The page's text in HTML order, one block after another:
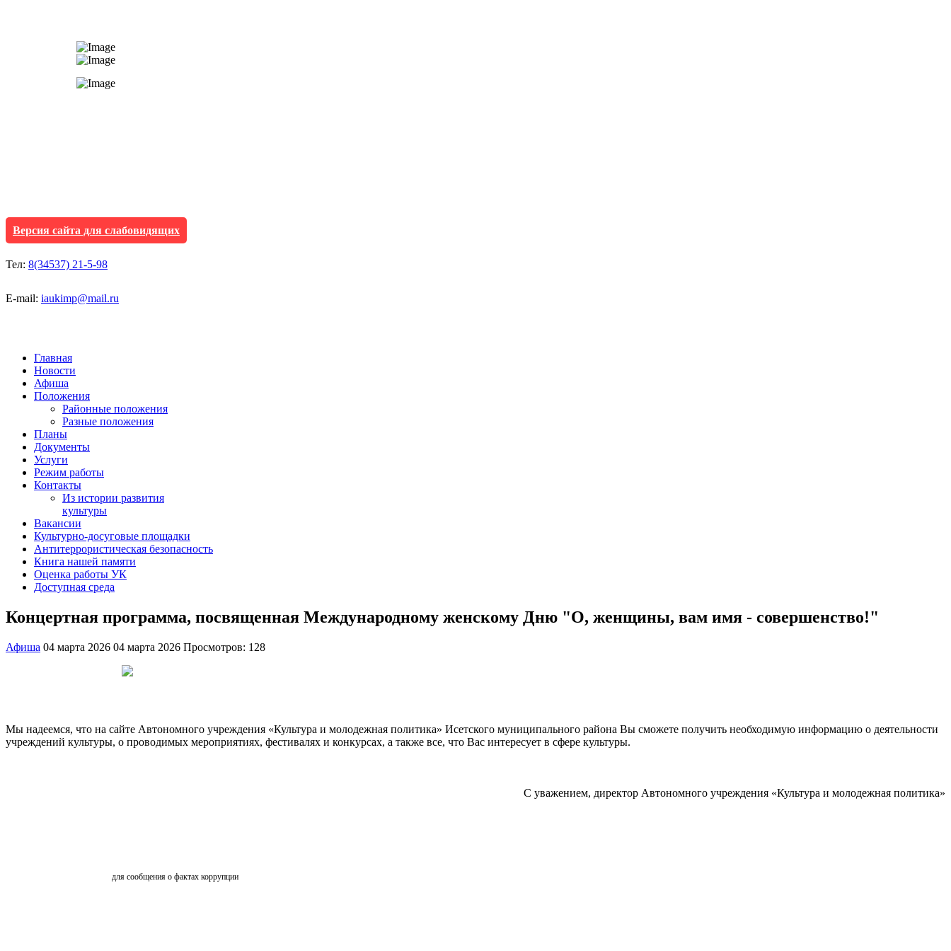
Версия сайта для слабовидящих
Тел: 8(34537) 21-5-98
E-mail: iaukimp@mail.ru
Главная
Новости
Афиша
Положения
Районные положения
Разные положения
Планы
Документы
Услуги
Режим работы
Контакты
Из истории развития
культуры
Вакансии
Культурно-досуговые площадки
Антитеррористическая безопасность
Книга нашей памяти
Оценка работы УК
Доступная среда
Концертная программа, посвященная Международному женскому Дню "О, женщины, вам имя - совершенство!"
Афиша 04 марта 2026 04 марта 2026 Просмотров: 128
Мы надеемся, что на сайте Автономного учреждения «Культура и молодежная политика» Исетского муниципального района Вы сможете получить необходимую информацию о деятельности
учреждений культуры, о проводимых мероприятиях, фестивалях и конкурсах, а также все, что Вас интересует в сфере культуры.
С уважением, директор Автономного учреждения «Культура и молодежная политика»
для сообщения о фактах коррупции